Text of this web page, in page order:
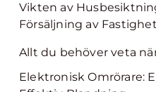
Vikten av
Försäljning av
Allt du behöver veta
Elektronisk Omrörare: